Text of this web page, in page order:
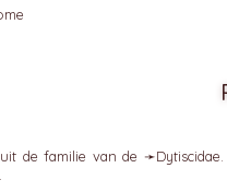
Groot geslacht van kevers uit de familie van de ➛Dytiscidae